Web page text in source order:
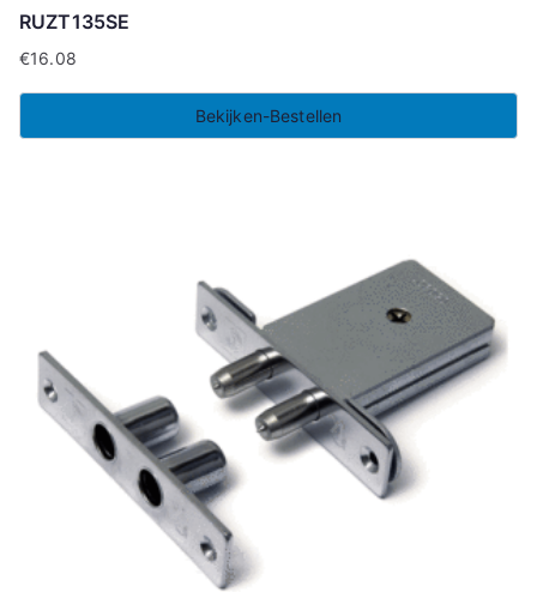
RUZT135SE
€16.08
Bekijken-Bestellen